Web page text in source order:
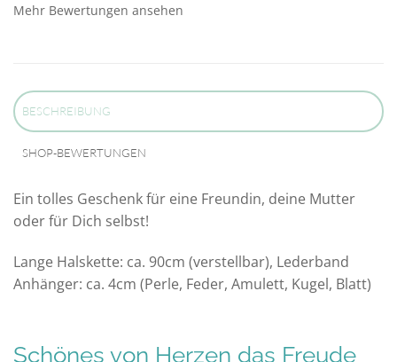
Mehr Bewertungen ansehen
BESCHREIBUNG
SHOP-BEWERTUNGEN
Ein tolles Geschenk für eine Freundin, deine Mutter
oder für Dich selbst!
Lange Halskette: ca. 90cm (verstellbar), Lederband
Anhänger: ca. 4cm (Perle, Feder, Amulett, Kugel, Blatt)
Schönes von Herzen das Freude